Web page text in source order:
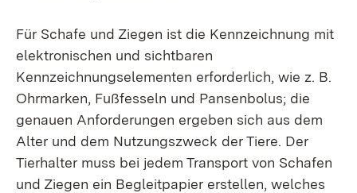
Für Schafe und Ziegen ist die Kennzeichnung mit
elektronischen und sichtbaren
Kennzeichnungselementen erforderlich, wie z. B.
Ohrmarken, Fußfesseln und Pansenbolus; die
genauen Anforderungen ergeben sich aus dem
Alter und dem Nutzungszweck der Tiere. Der
Tierhalter muss bei jedem Transport von Schafen
und Ziegen ein Begleitpapier erstellen, welches